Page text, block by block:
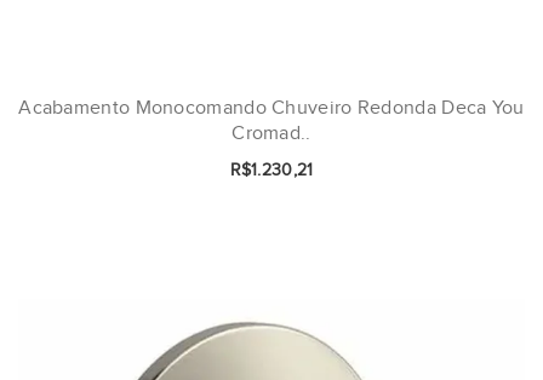
Acabamento Monocomando Chuveiro Redonda Deca You
Cromad..
R$1.230,21